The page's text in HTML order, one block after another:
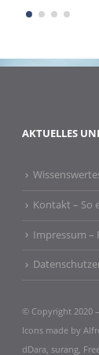
AKTUELLES
Kontakt – So
Impressum –
© Copyright 2020
Icons made by
dDara, surang,